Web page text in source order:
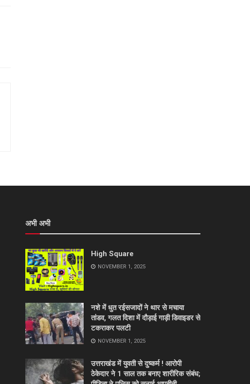
अभी अभी
High Square
NOVEMBER 1, 2025
नशे में धुत रईसजादों ने थार से मचाया
तांडव, गलत दिशा में दौड़ाई गाड़ी डिवाइडर से
टकराकर पलटी
NOVEMBER 1, 2025
उत्तराखंड में युवती से दुष्कर्म ! आरोपी
ठेकेदार ने 1 साल तक बनाए शारीरिक संबंध;